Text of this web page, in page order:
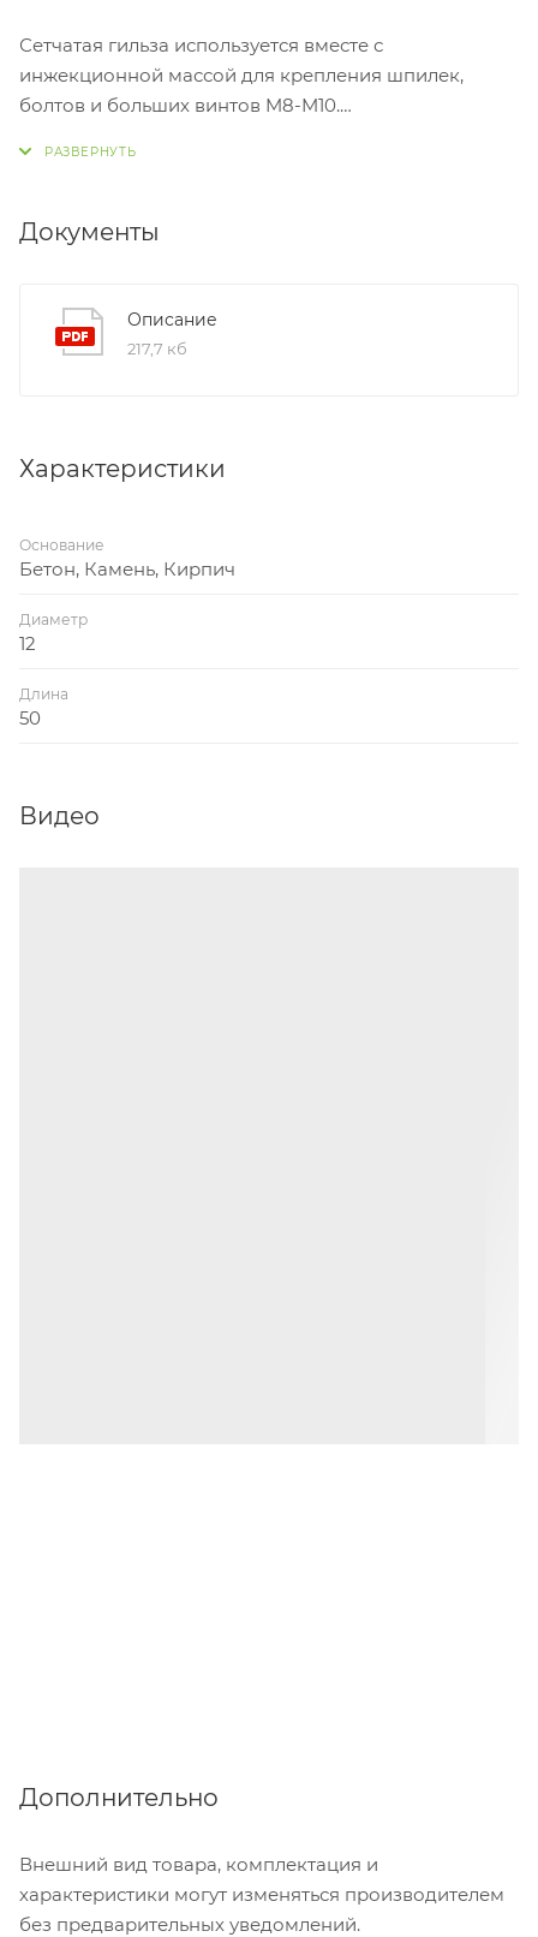
Сетчатая гильза используется вместе с
инжекционной массой для крепления шпилек,
болтов и больших винтов M8-M10.
- конструкция гильзы обеспечивает установку в
распределять химический состав и обеспечивает
надёжное сцепление с материалом основания
Документы
Описание
217,7 кб
Характеристики
Основание
Бетон, Камень, Кирпич
Диаметр
12
Длина
50
Видео
Дополнительно
Внешний вид товара, комплектация и
характеристики могут изменяться производителем
без предварительных уведомлений.